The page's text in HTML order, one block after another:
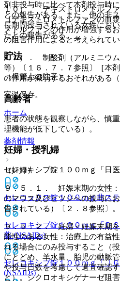
剤非投与時に比べて本剤投与時
との報告がある。また、他の非
長期間投与されている女性にお
たとの報告がある。
貯法
（保管上の注意）
室温保存。
ホーム
薬剤情報
セレコキシブ錠１００ｍｇ「日医
セレコックス錠１００ｍｇ非ス
セレコキシブ錠１００ｍｇ「Ｄ
薬 (NSAIDs)
セレコキシブ錠１００ｍｇ「Ｊ
(NSAIDs)
１０）． デキストロメトルフ
［デキストロメトルファンの血
メトルファンの作用が増強する
の阻害作用によると考えられてい
１１）． 制酸剤（アルミニウ
等）〔１６．７．７参照〕［本
の作用が減弱するおそれがある
高齢者
患者の状態を観察しながら、慎
理機能が低下している）。
妊婦・授乳婦
（妊婦）
９．５．１． 妊娠末期の女性
のマウス及びヒツジへの投与に
告されている）〔２．８参照〕。
９．５．２． 妊婦＜妊娠末期
能性のある女性：治療上の有益
れる場合にのみ投与すること（
にとどめ、羊水量、胎児の動脈
や投与日数を考慮して適宜確認
と）。シクロオキシゲナーゼ阻